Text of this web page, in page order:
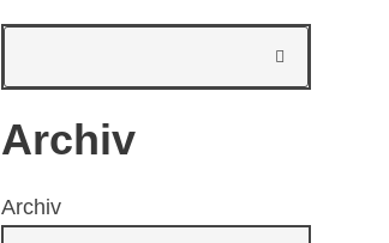
Archiv
Archiv